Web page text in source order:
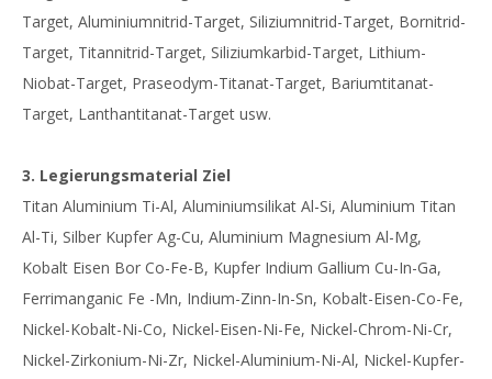
Target, Aluminiumnitrid-Target, Siliziumnitrid-Target, Bornitrid-
Target, Titannitrid-Target, Siliziumkarbid-Target, Lithium-
Niobat-Target, Praseodym-Titanat-Target, Bariumtitanat-
Target, Lanthantitanat-Target usw.
3. Legierungsmaterial Ziel
Titan Aluminium Ti-Al, Aluminiumsilikat Al-Si, Aluminium Titan
Al-Ti, Silber Kupfer Ag-Cu, Aluminium Magnesium Al-Mg,
Kobalt Eisen Bor Co-Fe-B, Kupfer Indium Gallium Cu-In-Ga,
Ferrimanganic Fe -Mn, Indium-Zinn-In-Sn, Kobalt-Eisen-Co-Fe,
Nickel-Kobalt-Ni-Co, Nickel-Eisen-Ni-Fe, Nickel-Chrom-Ni-Cr,
Nickel-Zirkonium-Ni-Zr, Nickel-Aluminium-Ni-Al, Nickel-Kupfer-